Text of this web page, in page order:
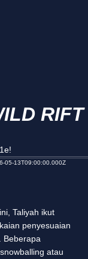
RIFT
05-13T09:00:00.000Z
Taliyah ikut
penyesuaian
Beberapa
atau